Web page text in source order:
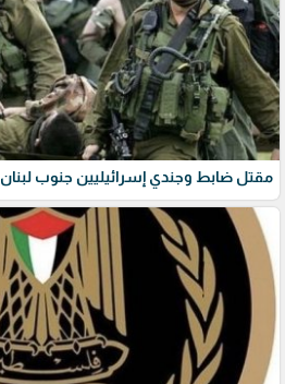
مقتل ضابط وجندي إسرائيليين جنوب لبنان